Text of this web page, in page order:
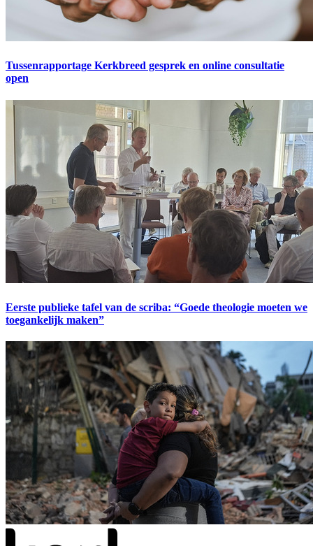
Tussenrapportage Kerkbreed gesprek en online consultatie
open
Eerste publieke tafel van de scriba: “Goede theologie moeten we
toegankelijk maken”